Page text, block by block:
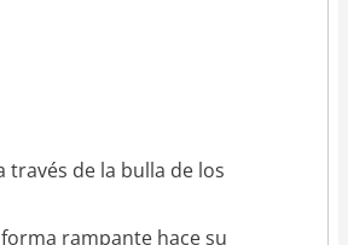
través de la bulla de los
rampante hace su